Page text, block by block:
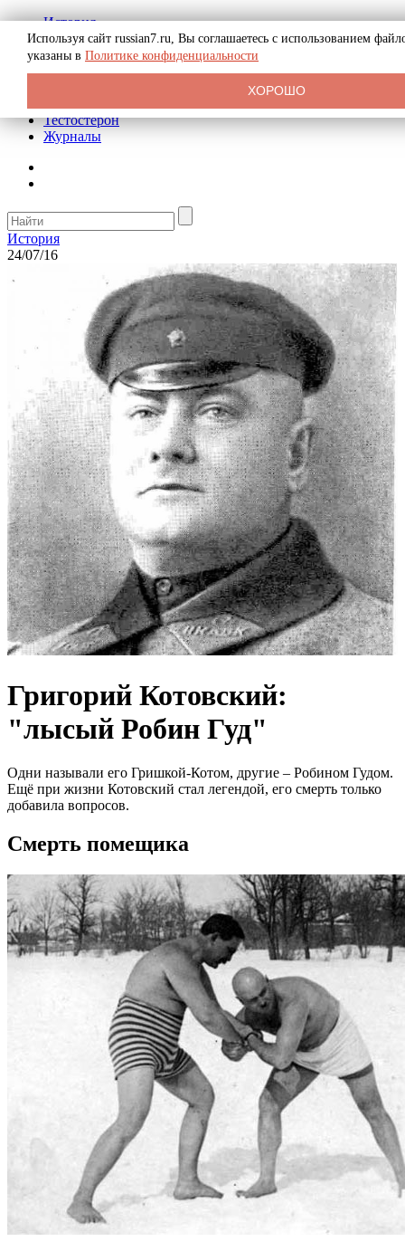
История
Биография
Криминал
Реклама на сайте
Тестостерон
Журналы
История
24/07/16
Григорий Котовский:
"лысый Робин Гуд"
Одни называли его Гришкой-Котом, другие – Робином Гудом.
Ещё при жизни Котовский стал легендой, его смерть только
добавила вопросов.
Смерть помещика
Используя сайт russian7.ru, Вы соглашаетесь с использованием
указаны в Политике конфиденциальности
ХОРОШО